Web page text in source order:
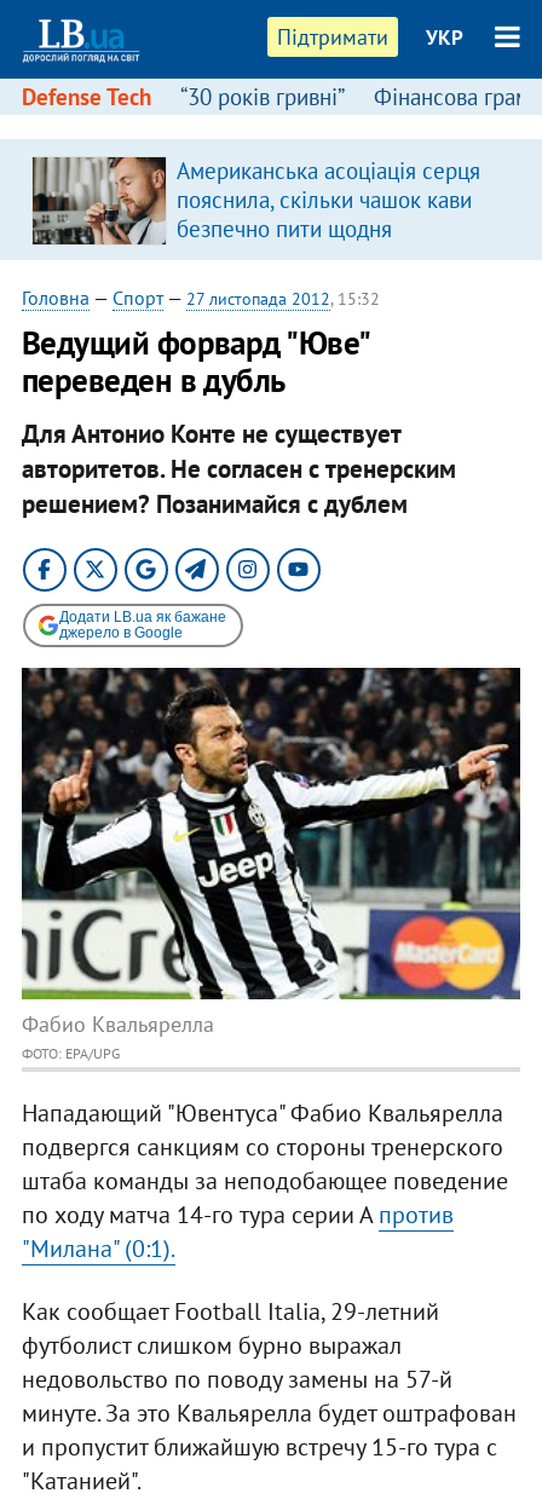
Підтримати УКР
Defense Tech “30 років гривні” Фінансова
Американська асоціація серця
пояснила, скільки чашок кави
безпечно пити щодня
Головна — Спорт— 27 листопада 2012, 15:32
Ведущий форвард "Юве"
переведен в дубль
Для Антонио Конте не существует
авторитетов. Не согласен с тренерским
решением? Позанимайся с дублем
Додати LB.ua як бажане
джерело в Google
Фабио Квальярелла
ФОТО: EPA/UPG
Нападающий "Ювентуса" Фабио Квальярелла
подвергся санкциям со стороны тренерского
штаба команды за неподобающее поведение
по ходу матча 14-го тура серии Апротив
"Милана" (0:1).
Как сообщает Football Italia, 29-летний
футболист слишком бурно выражал
недовольство по поводу замены на 57-й
минуте. За это Квальярелла будет оштрафован
и пропустит ближайшую встречу 15-го тура с
"Катанией".